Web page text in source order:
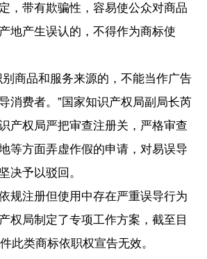
心理 老年
，带有欺骗性，容易使公众对商品
地产生误认的，不得作为商标使
别商品和服务来源的，不能当作广告
消费者。”国家知识产权局副局长芮
产权局严把审查注册关，严格审查
等方面弄虚作假的申请，对易误导
决予以驳回。
规注册但使用中存在严重误导行为
权局制定了专项工作方案，截至目
此类商标依职权宣告无效。